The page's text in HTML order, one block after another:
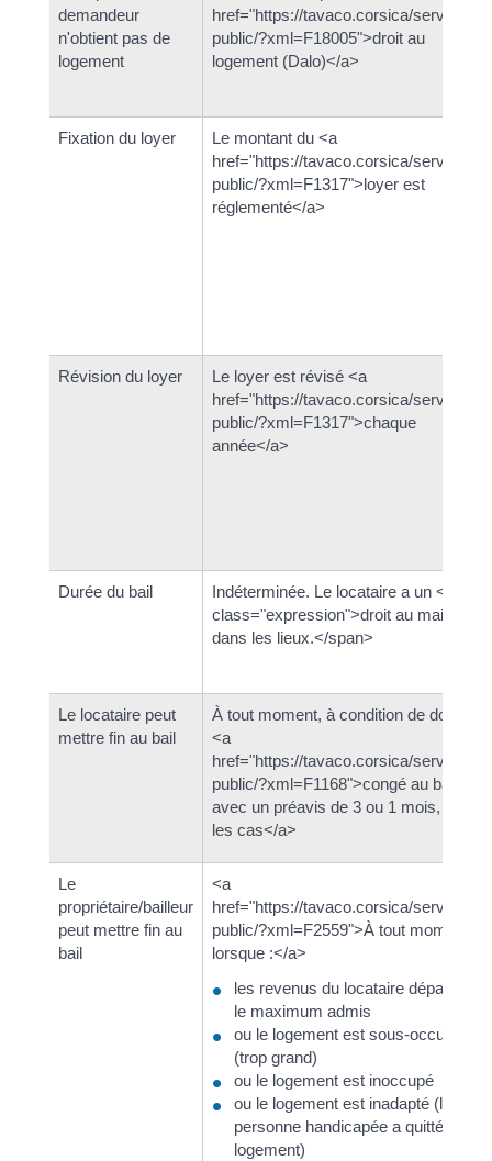
demandeur
n'obtient pas de
logement
href="https://tavaco.corsica/service-
public/?xml=F18005">droit au
logement (Dalo)</a>
Fixation du loyer
Le montant du <a
href="https://tavaco.corsica/service-
public/?xml=F1317">loyer est
réglementé</a>
Révision du loyer
Le loyer est révisé <a
href="https://tavaco.corsica/service-
public/?xml=F1317">chaque
année</a>
Durée du bail
Indéterminée. Le locataire a un <span
class="expression">droit au maintien
dans les lieux.</span>
Le locataire peut
mettre fin au bail
À tout moment, à condition de donner
<a
href="https://tavaco.corsica/service-
public/?xml=F1168">congé au bailleur
avec un préavis de 3 ou 1 mois, selon
les cas</a>
Le
propriétaire/bailleur
peut mettre fin au
bail
<a
href="https://tavaco.corsica/service-
public/?xml=F2559">À tout moment,
lorsque :</a>
les revenus du locataire dépassent
le maximum admis
ou le logement est sous-occupé
(trop grand)
ou le logement est inoccupé
ou le logement est inadapté (la
personne handicapée a quitté le
logement)